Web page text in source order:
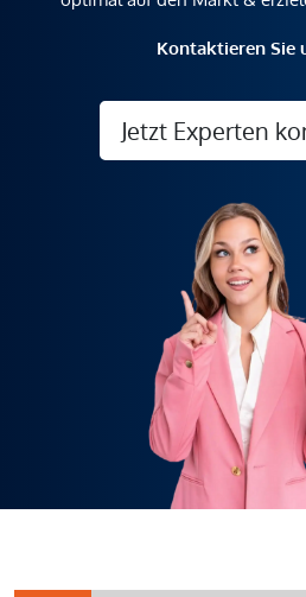
Kontaktieren Sie
Jetzt Experten